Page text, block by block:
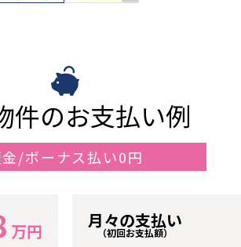
件のお支払い例
金/ボーナス払い0円
万円 月々の支払い
（初回お支払額）